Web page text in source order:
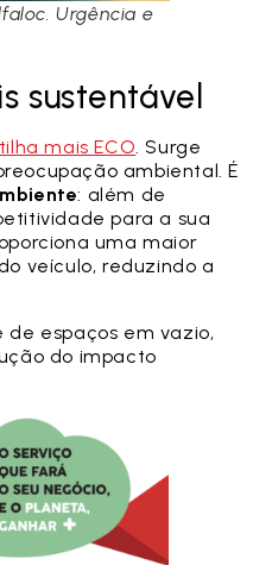
Urgência e
sustentável
mais ECO. Surge
ambiental. É
: além de
para a sua
uma maior
veículo, reduzindo a
espaços em vazio,
do impacto